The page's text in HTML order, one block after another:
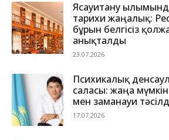
Ясауитану
тарихи жаңалық:
бұрын белгісіз
анықталды
23.07.2026
Психикалық
саласы: жаңа
мен заманауи
17.07.2026